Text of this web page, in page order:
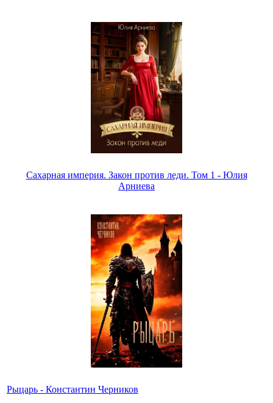
Сахарная империя. Закон против леди. Том 1 - Юлия
Арниева
Рыцарь - Константин Черников